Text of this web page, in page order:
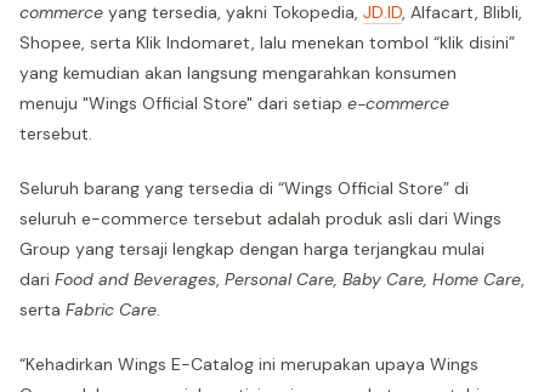
commerce yang tersedia, yakni Tokopedia, JD.ID, Alfacart, Blibli,
Shopee, serta Klik Indomaret, lalu menekan tombol “klik disini”
yang kemudian akan langsung mengarahkan konsumen
menuju "Wings Official Store" dari setiap e-commerce
tersebut.
Seluruh barang yang tersedia di “Wings Official Store” di
seluruh e-commerce tersebut adalah produk asli dari Wings
Group yang tersaji lengkap dengan harga terjangkau mulai
dari Food and Beverages, Personal Care, Baby Care, Home Care,
serta Fabric Care.
“Kehadirkan Wings E-Catalog ini merupakan upaya Wings